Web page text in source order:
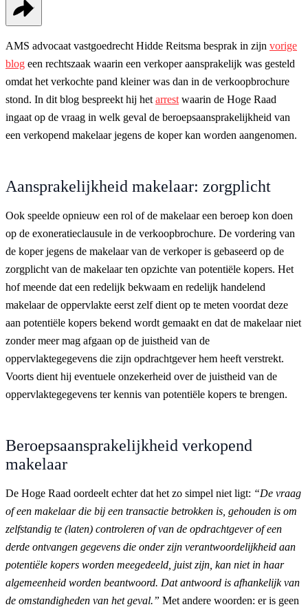
AMS advocaat vastgoedrecht Hidde Reitsma besprak in zijn vorige
blog een rechtszaak waarin een verkoper aansprakelijk was gesteld
omdat het verkochte pand kleiner was dan in de verkoopbrochure
stond. In dit blog bespreekt hij het arrest waarin de Hoge Raad
ingaat op de vraag in welk geval de beroepsaansprakelijkheid van
een verkopend makelaar jegens de koper kan worden aangenomen.
Aansprakelijkheid makelaar: zorgplicht
Ook speelde opnieuw een rol of de makelaar een beroep kon doen
op de exoneratieclausule in de verkoopbrochure. De vordering van
de koper jegens de makelaar van de verkoper is gebaseerd op de
zorgplicht van de makelaar ten opzichte van potentiële kopers. Het
hof meende dat een redelijk bekwaam en redelijk handelend
makelaar de oppervlakte eerst zelf dient op te meten voordat deze
aan potentiële kopers bekend wordt gemaakt en dat de makelaar niet
zonder meer mag afgaan op de juistheid van de
oppervlaktegegevens die zijn opdrachtgever hem heeft verstrekt.
Voorts dient hij eventuele onzekerheid over de juistheid van de
oppervlaktegegevens ter kennis van potentiële kopers te brengen.
Beroepsaansprakelijkheid verkopend
makelaar
De Hoge Raad oordeelt echter dat het zo simpel niet ligt: “De vraag
of een makelaar die bij een transactie betrokken is, gehouden is om
zelfstandig te (laten) controleren of van de opdrachtgever of een
derde ontvangen gegevens die onder zijn verantwoordelijkheid aan
potentiële kopers worden meegedeeld, juist zijn, kan niet in haar
algemeenheid worden beantwoord. Dat antwoord is afhankelijk van
de omstandigheden van het geval.” Met andere woorden: er is geen